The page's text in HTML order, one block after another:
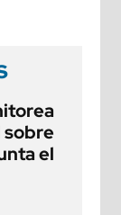
el